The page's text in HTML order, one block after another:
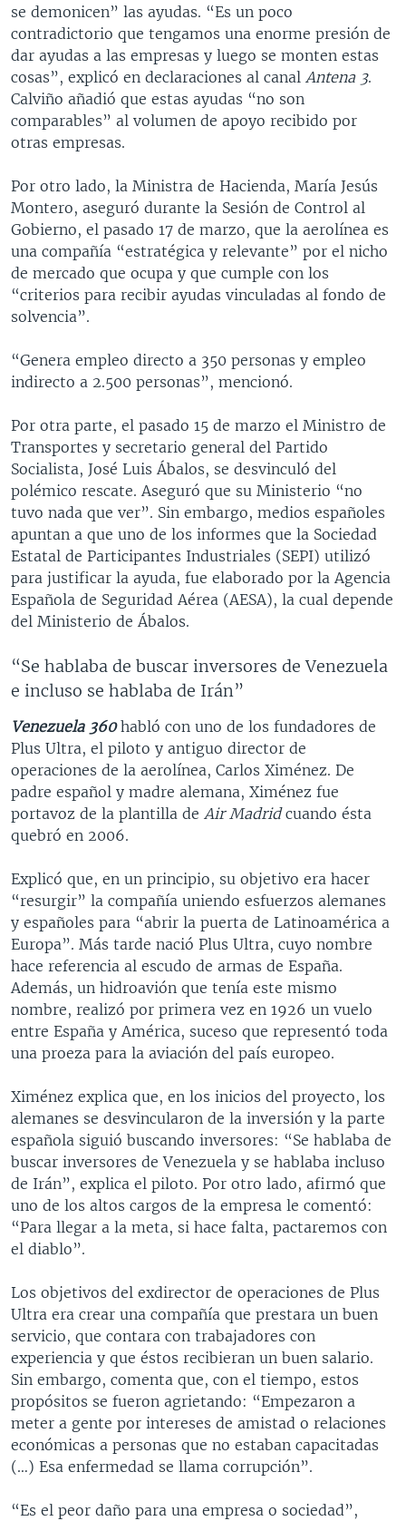
se demonicen” las ayudas. “Es un poco
contradictorio que tengamos una enorme presión de
dar ayudas a las empresas y luego se monten estas
cosas”, explicó en declaraciones al canal Antena 3.
Calviño añadió que estas ayudas “no son
comparables” al volumen de apoyo recibido por
otras empresas.
Por otro lado, la Ministra de Hacienda, María Jesús
Montero, aseguró durante la Sesión de Control al
Gobierno, el pasado 17 de marzo, que la aerolínea es
una compañía “estratégica y relevante” por el nicho
de mercado que ocupa y que cumple con los
“criterios para recibir ayudas vinculadas al fondo de
solvencia”.
“Genera empleo directo a 350 personas y empleo
indirecto a 2.500 personas”, mencionó.
Por otra parte, el pasado 15 de marzo el Ministro de
Transportes y secretario general del Partido
Socialista, José Luis Ábalos, se desvinculó del
polémico rescate. Aseguró que su Ministerio “no
tuvo nada que ver”. Sin embargo, medios españoles
apuntan a que uno de los informes que la Sociedad
Estatal de Participantes Industriales (SEPI) utilizó
para justificar la ayuda, fue elaborado por la Agencia
Española de Seguridad Aérea (AESA), la cual depende
del Ministerio de Ábalos.
“Se hablaba de buscar inversores de Venezuela
e incluso se hablaba de Irán”
Venezuela 360habló con uno de los fundadores de
Plus Ultra, el piloto y antiguo director de
operaciones de la aerolínea, Carlos Ximénez. De
padre español y madre alemana, Ximénez fue
portavoz de la plantilla de Air Madridcuando ésta
quebró en 2006.
Explicó que, en un principio, su objetivo era hacer
“resurgir” la compañía uniendo esfuerzos alemanes
y españoles para “abrir la puerta de Latinoamérica a
Europa”. Más tarde nació Plus Ultra, cuyo nombre
hace referencia al escudo de armas de España.
Además, un hidroavión que tenía este mismo
nombre, realizó por primera vez en 1926 un vuelo
entre España y América, suceso que representó toda
una proeza para la aviación del país europeo.
Ximénez explica que, en los inicios del proyecto, los
alemanes se desvincularon de la inversión y la parte
española siguió buscando inversores: “Se hablaba de
buscar inversores de Venezuela y se hablaba incluso
de Irán”, explica el piloto. Por otro lado, afirmó que
uno de los altos cargos de la empresa le comentó:
“Para llegar a la meta, si hace falta, pactaremos con
el diablo”.
Los objetivos del exdirector de operaciones de Plus
Ultra era crear una compañía que prestara un buen
servicio, que contara con trabajadores con
experiencia y que éstos recibieran un buen salario.
Sin embargo, comenta que, con el tiempo, estos
propósitos se fueron agrietando: “Empezaron a
meter a gente por intereses de amistad o relaciones
económicas a personas que no estaban capacitadas
(…) Esa enfermedad se llama corrupción”.
“Es el peor daño para una empresa o sociedad”,